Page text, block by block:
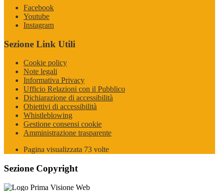
Facebook
Youtube
Instagram
Sezione Link Utili
Cookie policy
Note legali
Informativa Privacy
Ufficio Relazioni con il Pubblico
Dichiarazione di accessibilità
Obiettivi di accessibilità
Whistleblowing
Gestione consensi cookie
Amministrazione trasparente
Pagina visualizzata 73 volte
Sezione Copyright